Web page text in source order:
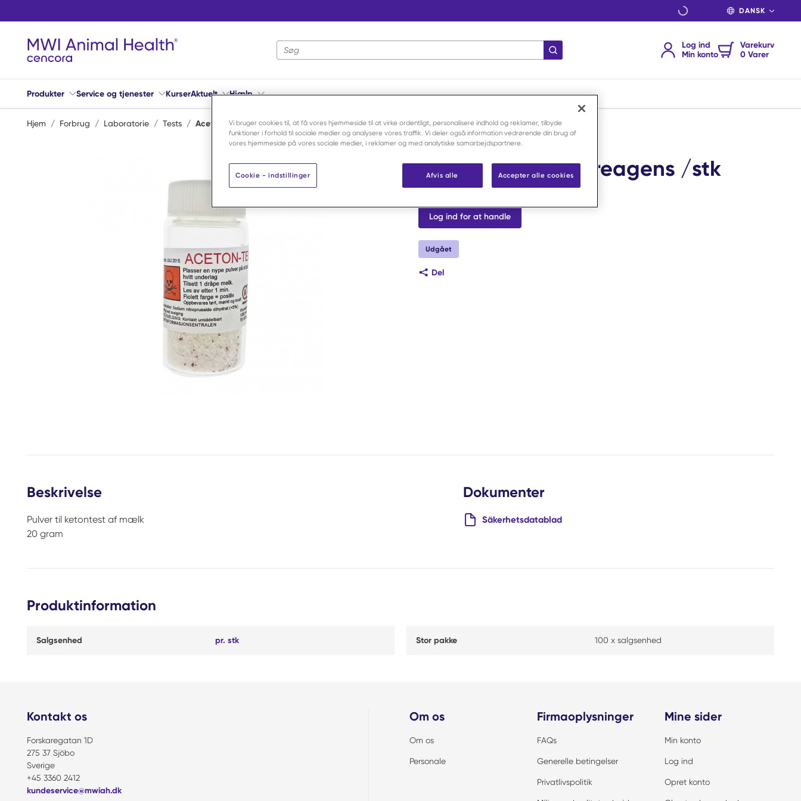
SPROG
Webstedssøgning
indsend søgning
Log ind
Min konto
Varekurv
0 Varer
Produkter Service og tjenester KurserAktuelt Hjælp
Hjem / Forbrug / Laboratorie / Tests / Acetontest-Ketonreagens /stk
Acetontest-Ketonreagens /stk
Log ind for at handle
Udgået
Del
Beskrivelse
Pulver til ketontest af mælk
20 gram
Dokumenter
Säkerhetsdatablad
Produktinformation
Salgsenhed pr. stk Stor pakke 100 x salgsenhed
Kontakt os
Forskaregatan 1D
275 37 Sjöbo
Sverige
+45 3360 2412
kundeservice@mwiah.dk
Om os
Om os
Personale
Firmaoplysninger
FAQs
Generelle betingelser
Privatlivspolitik
Mine sider
Min konto
Log ind
Opret konto
Vi bruger cookies til, at få vores hjemmeside til at virke ordentligt, personalisere indhold og reklamer, tilbyde
funktioner i forhold til sociale medier og analysere vores traffik. Vi deler også information vedrørende din brug af
vores hjemmeside på vores sociale medier, i reklamer og med analytiske samarbejdspartnere.
Afvis alle Accepter alle cookies
Cookie - indstillinger